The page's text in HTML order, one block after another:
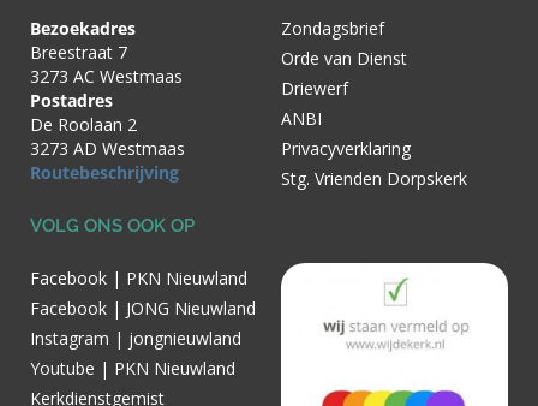
Bezoekadres
Breestraat 7
3273 AC Westmaas
Postadres
De Roolaan 2
3273 AD Westmaas
Routebeschrijving
Zondagsbrief
Orde van Dienst
Driewerf
ANBI
Privacyverklaring
Stg. Vrienden Dorpskerk
VOLG ONS OOK OP
Facebook | PKN Nieuwland
Facebook | JONG Nieuwland
Instagram | jongnieuwland
Youtube | PKN Nieuwland
Kerkdienstgemist